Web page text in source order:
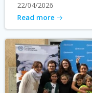
22/04/2026
Read more